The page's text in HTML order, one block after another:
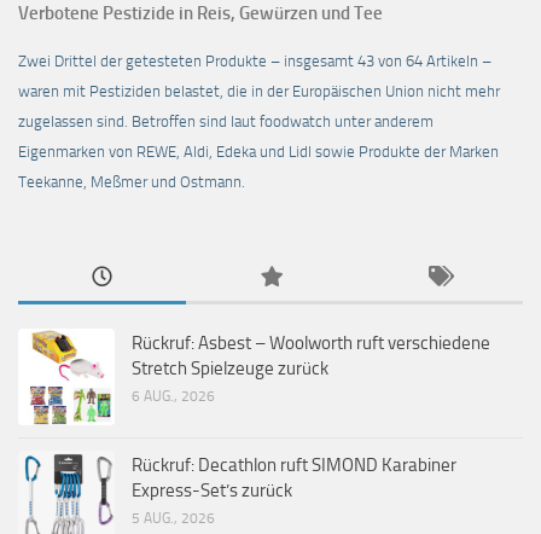
Verbotene Pestizide in Reis, Gewürzen und Tee
Zwei Drittel der getesteten Produkte – insgesamt 43 von 64 Artikeln –
waren mit Pestiziden belastet, die in der Europäischen Union nicht mehr
zugelassen sind. Betroffen sind laut foodwatch unter anderem
Eigenmarken von REWE, Aldi, Edeka und Lidl sowie Produkte der Marken
Teekanne, Meßmer und Ostmann.
Rückruf: Asbest – Woolworth ruft verschiedene
Stretch Spielzeuge zurück
6 AUG., 2026
Rückruf: Decathlon ruft SIMOND Karabiner
Express-Set’s zurück
5 AUG., 2026